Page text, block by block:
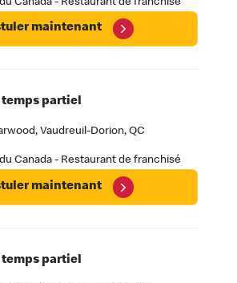
maintenant
temps partiel
Vaudreuil-Dorion, QC
Canada - Restaurant de franchisé
maintenant
temps partiel